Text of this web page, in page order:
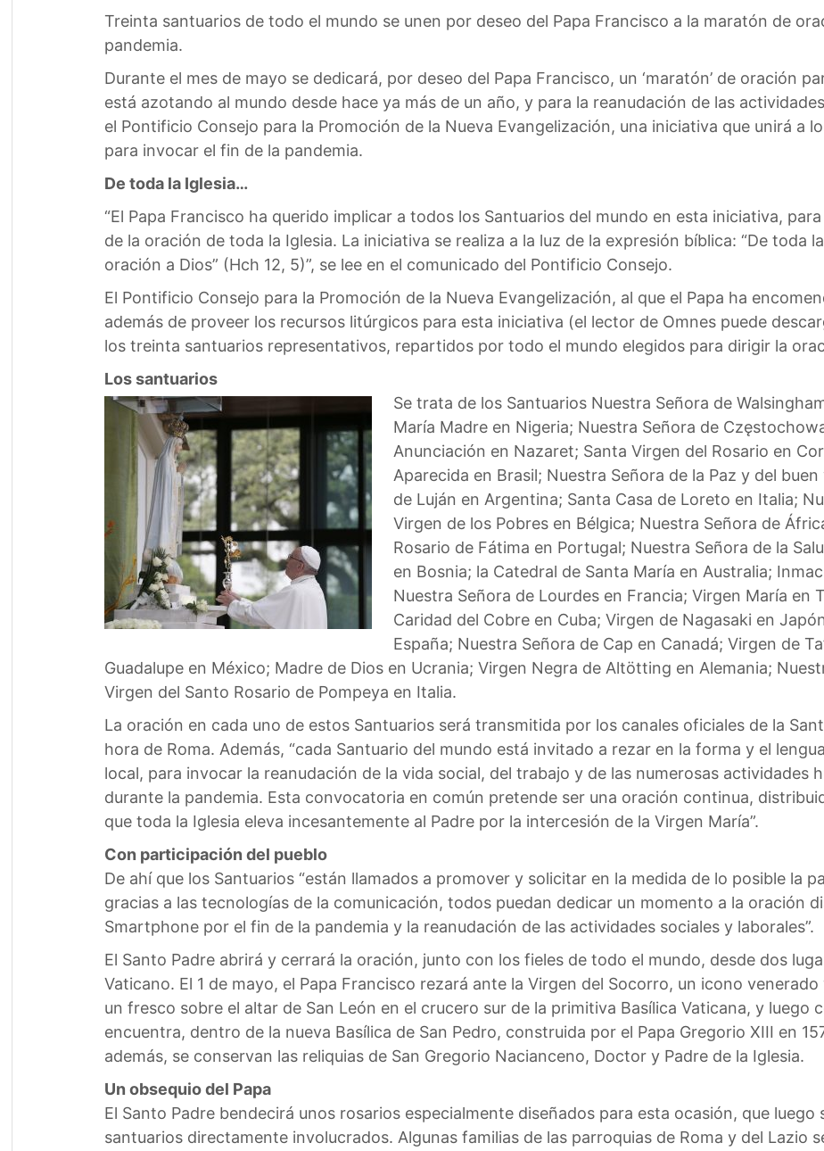
Treinta santuarios de todo el mundo se unen por deseo del Papa Francisco a la maratón de
pandemia.
Durante el mes de mayo se dedicará, por deseo del Papa Francisco, un ‘maratón’ de oración
está azotando al mundo desde hace ya más de un año, y para la reanudación de las
el Pontificio Consejo para la Promoción de la Nueva Evangelización, una iniciativa que unirá a
para invocar el fin de la pandemia.
De toda la Iglesia…
“El Papa Francisco ha querido implicar a todos los Santuarios del mundo en esta iniciativa,
de la oración de toda la Iglesia. La iniciativa se realiza a la luz de la expresión bíblica: “De toda
oración a Dios” (Hch 12, 5)”, se lee en el comunicado del Pontificio Consejo.
El Pontificio Consejo para la Promoción de la Nueva Evangelización, al que el Papa ha
además de proveer los recursos litúrgicos para esta iniciativa (el lector de Omnes puede
los treinta santuarios representativos, repartidos por todo el mundo elegidos para dirigir la
Los santuarios
Se trata de los Santuarios Nuestra Señora de
María Madre en Nigeria; Nuestra Señora de
Anunciación en Nazaret; Santa Virgen del Rosario en
Aparecida en Brasil; Nuestra Señora de la Paz y del
de Luján en Argentina; Santa Casa de Loreto en Italia;
Virgen de los Pobres en Bélgica; Nuestra Señora de
Rosario de Fátima en Portugal; Nuestra Señora de la
en Bosnia; la Catedral de Santa María en Australia;
Nuestra Señora de Lourdes en Francia; Virgen María en
Caridad del Cobre en Cuba; Virgen de Nagasaki en
España; Nuestra Señora de Cap en Canadá; Virgen de
Guadalupe en México; Madre de Dios en Ucrania; Virgen Negra de Altötting en Alemania;
Virgen del Santo Rosario de Pompeya en Italia.
La oración en cada uno de estos Santuarios será transmitida por los canales oficiales de la
hora de Roma. Además, “cada Santuario del mundo está invitado a rezar en la forma y el
local, para invocar la reanudación de la vida social, del trabajo y de las numerosas actividades
durante la pandemia. Esta convocatoria en común pretende ser una oración continua,
que toda la Iglesia eleva incesantemente al Padre por la intercesión de la Virgen María”.
Con participación del pueblo
De ahí que los Santuarios “están llamados a promover y solicitar en la medida de lo posible la
gracias a las tecnologías de la comunicación, todos puedan dedicar un momento a la oración
Smartphone por el fin de la pandemia y la reanudación de las actividades sociales y laborales”.
El Santo Padre abrirá y cerrará la oración, junto con los fieles de todo el mundo, desde dos
Vaticano. El 1 de mayo, el Papa Francisco rezará ante la Virgen del Socorro, un icono
un fresco sobre el altar de San León en el crucero sur de la primitiva Basílica Vaticana, y luego
encuentra, dentro de la nueva Basílica de San Pedro, construida por el Papa Gregorio XIII en
además, se conservan las reliquias de San Gregorio Nacianceno, Doctor y Padre de la Iglesia.
Un obsequio del Papa
El Santo Padre bendecirá unos rosarios especialmente diseñados para esta ocasión, que
santuarios directamente involucrados. Algunas familias de las parroquias de Roma y del Lazio